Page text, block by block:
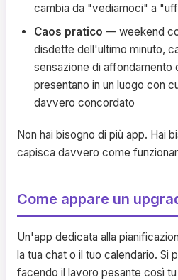
cambia da "vediamoci" a
Caos pratico — weekend
disdette dell'ultimo minuto,
sensazione di affondamento
presentano in un luogo con
davvero concordato
Non hai bisogno di più app. Hai
capisca davvero come
Come appare un
Un'app dedicata alla
la tua chat o il tuo calendario. Si
facendo il lavoro pesante così